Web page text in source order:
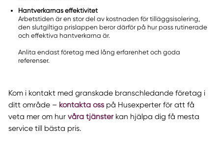
Hantverkarnas effektivitet
Arbetstiden är en stor del av kostnaden för tilläggsisolering,
den slutgiltiga prislappen beror därför på hur pass rutinerade
och effektiva hantverkarna är.
Anlita endast företag med lång erfarenhet och goda
referenser.
Kom i kontakt med granskade branschledande företag i
ditt område – kontakta osspå Husexperter för att få
veta mer om hur våra tjänsterkan hjälpa dig få mesta
service till bästa pris.